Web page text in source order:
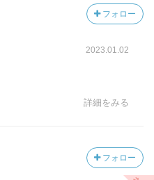
フォロー
2023.01.02
詳細をみる
フォロー